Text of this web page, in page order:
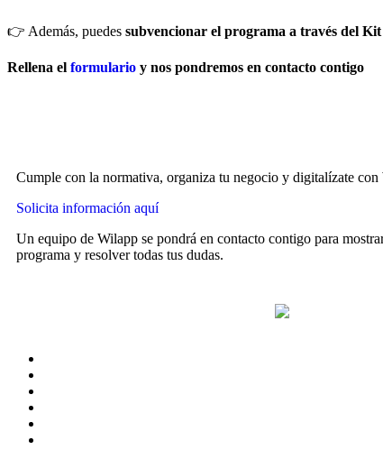
👉 Además, puedes subvencionar el programa a través del
Rellena el formulario y nos pondremos en contacto contigo
Cumple con la normativa, organiza tu negocio y digitalízate con
Solicita información aquí
Un equipo de Wilapp se pondrá en contacto contigo para
programa y resolver todas tus dudas.